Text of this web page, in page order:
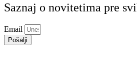
Saznaj o novitetima pre
Email
Pošalji